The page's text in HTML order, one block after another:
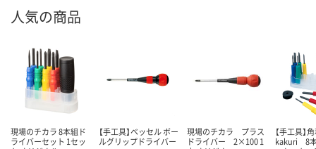
人気の商品
現場のチカラ 8本組ド
ライバーセット 1セッ
【手工具】ベッセル ボー
ルグリップドライバー
現場のチカラ プラス
ドライバー 2×100 1
【手工具
kakuri 8